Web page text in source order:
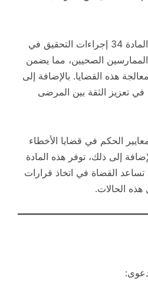
علاوة على ذلك، تُنظم المادة 34 إجراءات التحقيق في
الصحيين، مما يضمن
هذه القضايا. بالإضافة إلى
في تعزيز الثقة بين المرضى
تُحدد المادة 36 معايير الحكم في قضايا الأخطاء
إلى ذلك، توفر هذه المادة
القضاة في اتخاذ قرارات
الحالات.
دعوى: